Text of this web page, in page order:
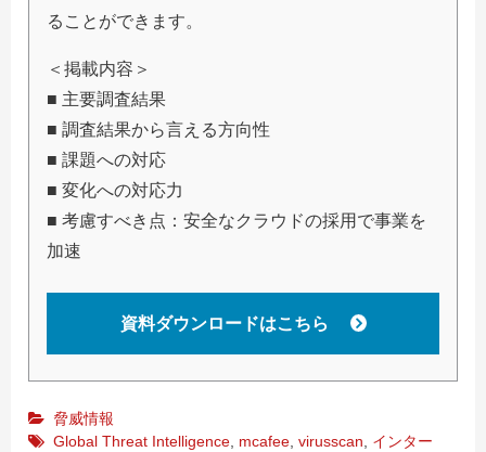
ることができます。
＜掲載内容＞
■ 主要調査結果
■ 調査結果から言える方向性
■ 課題への対応
■ 変化への対応力
■ 考慮すべき点：安全なクラウドの採用で事業を
加速
資料ダウンロードはこちら
脅威情報
Global Threat Intelligence mcafee virusscan
インター